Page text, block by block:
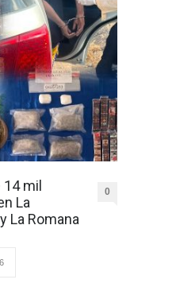
mil
La
La Romana
0